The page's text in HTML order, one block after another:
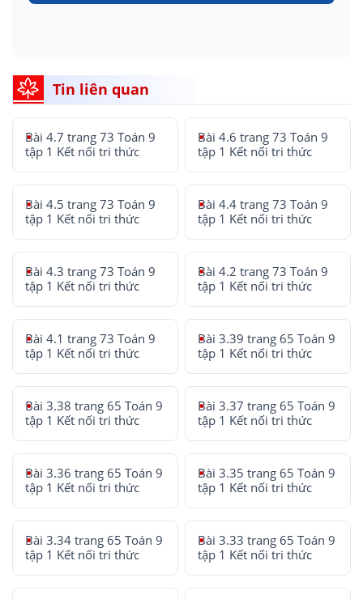
Tin liên quan
Bài 4.7 trang 73 Toán 9
tập 1 Kết nối tri thức
Bài 4.6 trang 73 Toán 9
tập 1 Kết nối tri thức
Bài 4.5 trang 73 Toán 9
tập 1 Kết nối tri thức
Bài 4.4 trang 73 Toán 9
tập 1 Kết nối tri thức
Bài 4.3 trang 73 Toán 9
tập 1 Kết nối tri thức
Bài 4.2 trang 73 Toán 9
tập 1 Kết nối tri thức
Bài 4.1 trang 73 Toán 9
tập 1 Kết nối tri thức
Bài 3.39 trang 65 Toán 9
tập 1 Kết nối tri thức
Bài 3.38 trang 65 Toán 9
tập 1 Kết nối tri thức
Bài 3.37 trang 65 Toán 9
tập 1 Kết nối tri thức
Bài 3.36 trang 65 Toán 9
tập 1 Kết nối tri thức
Bài 3.35 trang 65 Toán 9
tập 1 Kết nối tri thức
Bài 3.34 trang 65 Toán 9
tập 1 Kết nối tri thức
Bài 3.33 trang 65 Toán 9
tập 1 Kết nối tri thức